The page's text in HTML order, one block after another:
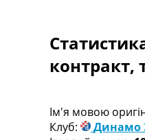
Ще
контракт,
Ім'я мовою
Клуб:
Динамо